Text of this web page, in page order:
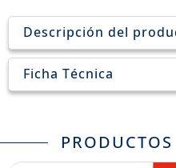
Descripción del
Ficha Técnica